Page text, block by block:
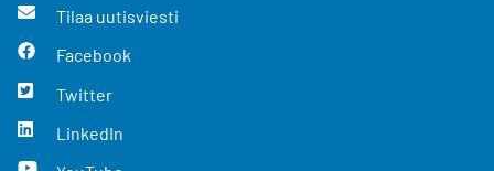
Tilaa uutisviesti
Facebook
Twitter
LinkedIn